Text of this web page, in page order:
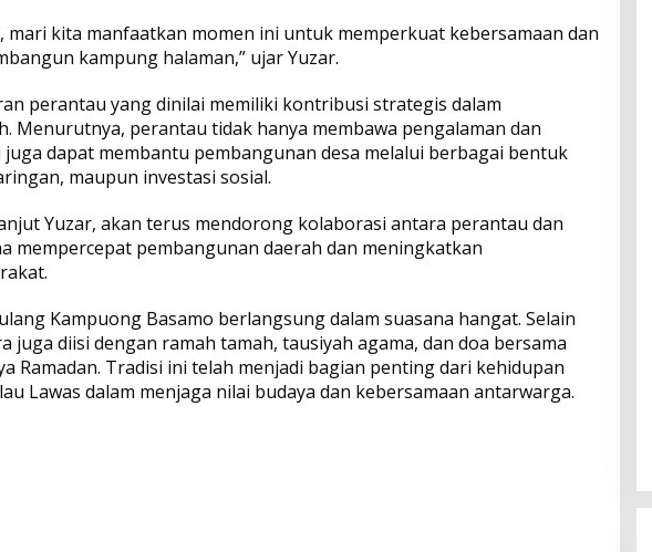
n
mari kita manfaatkan momen ini untuk memperkuat kebersamaan dan
kampung halaman,” ujar Yuzar.
perantau yang dinilai memiliki kontribusi strategis dalam
Menurutnya, perantau tidak hanya membawa pengalaman dan
dapat membantu pembangunan desa melalui berbagai bentuk
maupun investasi sosial.
Yuzar, akan terus mendorong kolaborasi antara perantau dan
mempercepat pembangunan daerah dan meningkatkan
Kampuong Basamo berlangsung dalam suasana hangat. Selain
juga diisi dengan ramah tamah, tausiyah agama, dan doa bersama
Ramadan. Tradisi ini telah menjadi bagian penting dari kehidupan
Lawas dalam menjaga nilai budaya dan kebersamaan antarwarga.